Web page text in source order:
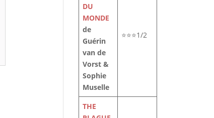
DU
MONDE
de
Guérin
van de
Vorst &
Sophie
Muselle
⭐⭐⭐1/2
THE